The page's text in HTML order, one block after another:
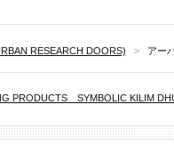
RESEARCH DOORS) > アー
PRODUCTS SYMBOLIC KILIM